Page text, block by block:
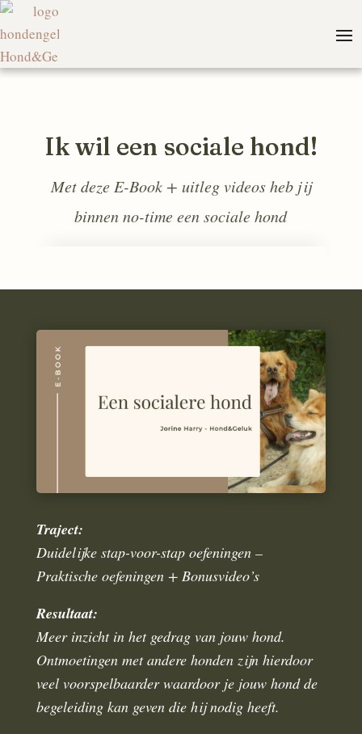
Ik wil een sociale hond!
Met deze E-Book + uitleg videos heb jij
binnen no-time een sociale hond
Traject:
Duidelijke stap-voor-stap oefeningen –
Praktische oefeningen + Bonusvideo’s
Resultaat:
Meer inzicht in het gedrag van jouw hond.
Ontmoetingen met andere honden zijn hierdoor
veel voorspelbaarder waardoor je jouw hond de
begeleiding kan geven die hij nodig heeft.